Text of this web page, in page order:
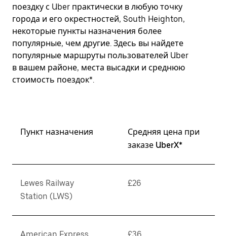
поездку с Uber практически в любую точку
города и его окрестностей, South Heighton,
некоторые пункты назначения более
популярные, чем другие. Здесь вы найдете
популярные маршруты пользователей Uber
в вашем районе, места высадки и среднюю
стоимость поездок*.
Пункт назначения
Средняя цена при
заказе UberX*
Lewes Railway
Station (LWS)
£26